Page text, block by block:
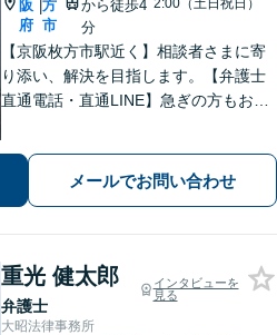
阪
府
|方
市
から徒歩4
分
2:00（土日祝日）
【京阪枚方市駅近く】相談者さまに寄
り添い、解決を目指します。【弁護士
直通電話・直通LINE】急ぎの方もお電
と対応で不安を取り除けるよう努めま
す。
メールでお問い合わせ
重光 健太郎
弁護士
インタビューを
見る
大昭法律事務所